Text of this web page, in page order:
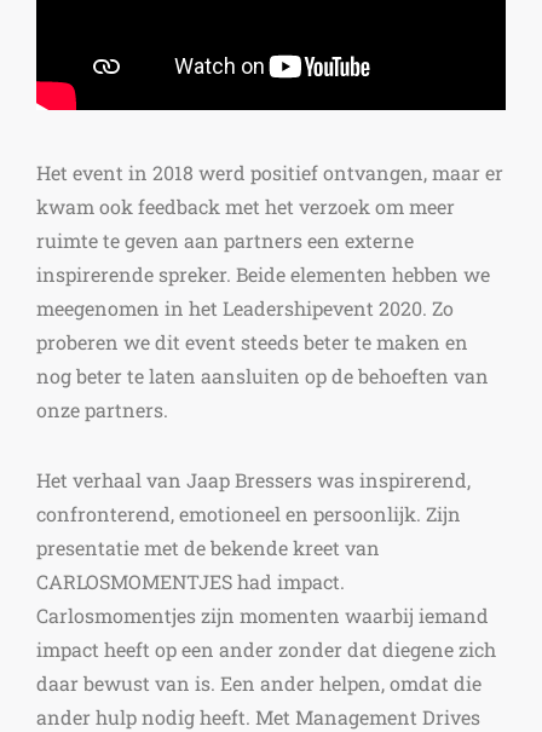
Het event in 2018 werd positief ontvangen, maar er
kwam ook feedback met het verzoek om meer
ruimte te geven aan partners een externe
inspirerende spreker. Beide elementen hebben we
meegenomen in het Leadershipevent 2020. Zo
proberen we dit event steeds beter te maken en
nog beter te laten aansluiten op de behoeften van
onze partners.
Het verhaal van Jaap Bressers was inspirerend,
confronterend, emotioneel en persoonlijk. Zijn
presentatie met de bekende kreet van
CARLOSMOMENTJES had impact.
Carlosmomentjes zijn momenten waarbij iemand
impact heeft op een ander zonder dat diegene zich
daar bewust van is. Een ander helpen, omdat die
ander hulp nodig heeft. Met Management Drives